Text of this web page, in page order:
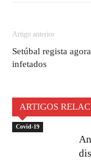
Artigo anterior
Setúbal regista
infetados
ARTIGOS
Covid-19